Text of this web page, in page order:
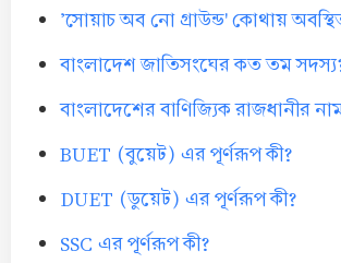
'সোয়াচ অব নো গ্রাউন্ড' কোথায়
বাংলাদেশ জাতিসংঘের কত তম
বাংলাদেশের বাণিজ্যিক রাজধানীর
BUET (বুয়েট) এর পূর্ণরূপ কী?
DUET (ডুয়েট) এর পূর্ণরূপ কী?
SSC এর পূর্ণরূপ কী?